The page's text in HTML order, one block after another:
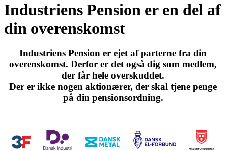
Industriens Pension er en del af
din overenskomst
Industriens Pension er ejet af parterne fra din
overenskomst. Derfor er det også dig som medlem,
der får hele overskuddet.
Der er ikke nogen aktionærer, der skal tjene penge
på din pensionsordning.